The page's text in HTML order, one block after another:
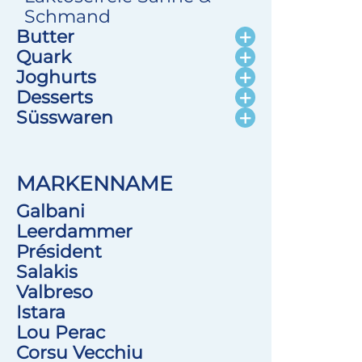
Schmand
Butter
Quark
Joghurts
Desserts
Süsswaren
MARKENNAME
Galbani
Leerdammer
Président
Salakis
Valbreso
Istara
Lou Perac
Corsu Vecchiu